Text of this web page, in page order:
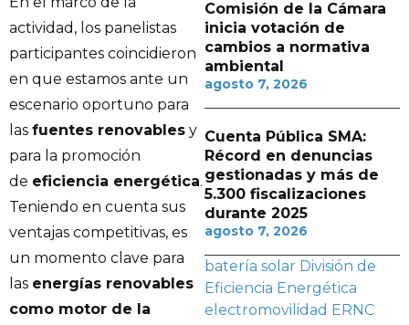
actividad, los panelistas
participantes coincidieron
en que estamos ante un
escenario oportuno para
las fuentes renovables y
para la promoción
de eficiencia energética.
Teniendo en cuenta sus
ventajas competitivas, es
un momento clave para
las energías renovables
como motor de la
Comisión de la Cámara
inicia votación de
cambios a normativa
ambiental
agosto 7, 2026
Cuenta Pública SMA:
Récord en denuncias
gestionadas y más de
5.300 fiscalizaciones
durante 2025
agosto 7, 2026
batería solar División de
Eficiencia Energética
electromovilidad ERNC